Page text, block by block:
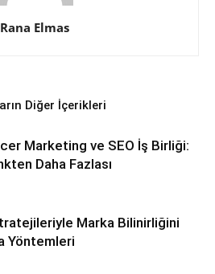
Rana Elmas
Diğer İçerikleri
Marketing ve SEO İş Birliği:
Daha Fazlası
Marka Bilinirliğini
Yöntemleri